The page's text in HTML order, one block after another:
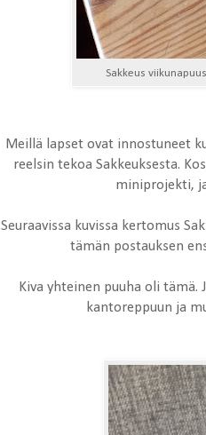
Sakkeus
Meillä lapset ovat innostuneet
reelsin tekoa Sakkeuksesta.
miniprojekti,
Seuraavissa kuvissa kertomus
tämän postauksen
Kiva yhteinen puuha oli
kantoreppuun ja